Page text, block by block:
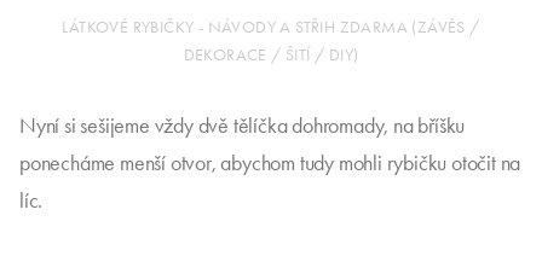
LÁTKOVÉ RYBIČKY - NÁVODY A STŘIH ZDARMA (ZÁVĚS /
DEKORACE / ŠITÍ / DIY)
Nyní si sešijeme vždy dvě tělíčka dohromady, na bříšku
ponecháme menší otvor, abychom tudy mohli rybičku otočit na
líc.